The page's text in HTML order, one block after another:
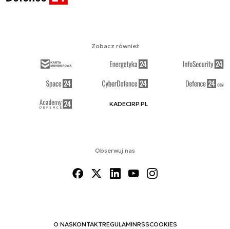
Obserwuj nas
O NASKONTAKTREGULAMINRSSCOOKIES
Zobacz również
KADECIRP.PL